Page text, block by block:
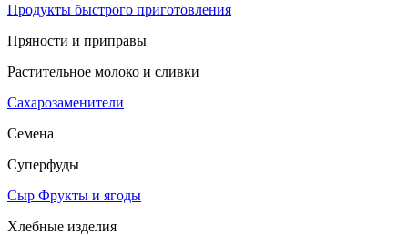
Продукты быстрого приготовления
Пряности и приправы
Растительное молоко и сливки
Сахарозаменители
Семена
Суперфуды
Сыр Фрукты и ягоды
Хлебные изделия